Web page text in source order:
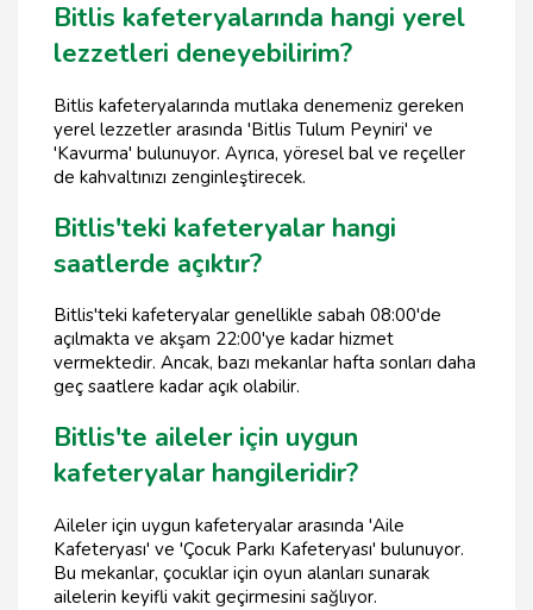
Bitlis kafeteryalarında hangi yerel
lezzetleri deneyebilirim?
Bitlis kafeteryalarında mutlaka denemeniz gereken
yerel lezzetler arasında 'Bitlis Tulum Peyniri' ve
'Kavurma' bulunuyor. Ayrıca, yöresel bal ve reçeller
de kahvaltınızı zenginleştirecek.
Bitlis'teki kafeteryalar hangi
saatlerde açıktır?
Bitlis'teki kafeteryalar genellikle sabah 08:00'de
açılmakta ve akşam 22:00'ye kadar hizmet
vermektedir. Ancak, bazı mekanlar hafta sonları daha
geç saatlere kadar açık olabilir.
Bitlis'te aileler için uygun
kafeteryalar hangileridir?
Aileler için uygun kafeteryalar arasında 'Aile
Kafeteryası' ve 'Çocuk Parkı Kafeteryası' bulunuyor.
Bu mekanlar, çocuklar için oyun alanları sunarak
ailelerin keyifli vakit geçirmesini sağlıyor.